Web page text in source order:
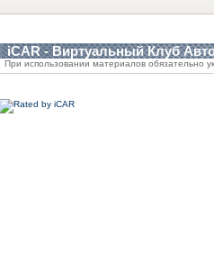
iCAR - Виртуальный Клуб
При использовании материалов обязательно